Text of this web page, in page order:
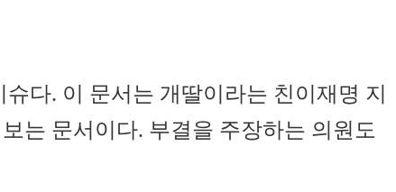
다. 이 문서는 개딸이라는 친이재명 지
는 문서이다. 부결을 주장하는 의원도